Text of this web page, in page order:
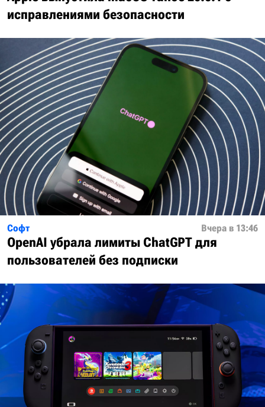
исправлениями безопасности
Софт Вчера в 13:46
OpenAI убрала лимиты ChatGPT для
пользователей без подписки